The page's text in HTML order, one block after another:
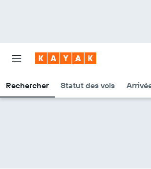
Rechercher Statut des vols